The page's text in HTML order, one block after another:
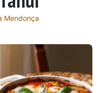
Mendonça